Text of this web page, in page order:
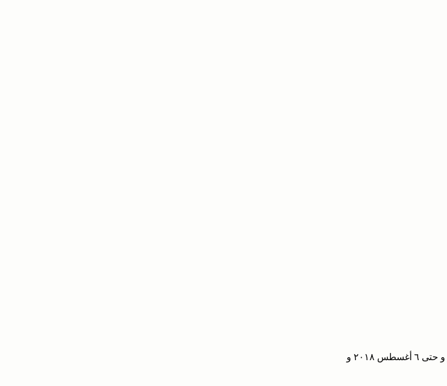
يعتذر فريق العمل عن استقبال مواعيد جديدة للمقابلة التشخيصية خلال الفترة من ٣٠ يوليو و حتى ٦ أغسطس ٢٠١٨ و